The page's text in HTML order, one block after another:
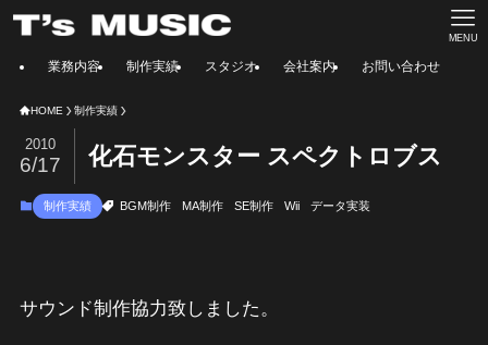
MENU
業務内容 制作実績 スタジオ 会社案内 お問い合わせ
HOME 制作実績
化石モンスター スペクトロブス
2010
6/17
制作実績 BGM制作 MA制作 SE制作 Wii データ実装
サウンド制作協力致しました。